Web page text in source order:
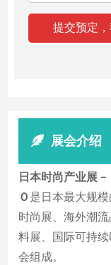
展会介绍
日本时尚产业展
Ｏ 是日本最大规
时尚展、海外潮
料展、国际可持
会组成。